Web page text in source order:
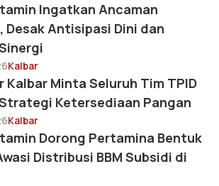
Ingatkan Ancaman
Desak Antisipasi Dini dan
Kalbar
Kalbar Minta Seluruh Tim TPID
Ketersediaan Pangan
Kalbar
Dorong Pertamina Bentuk
Distribusi BBM Subsidi di